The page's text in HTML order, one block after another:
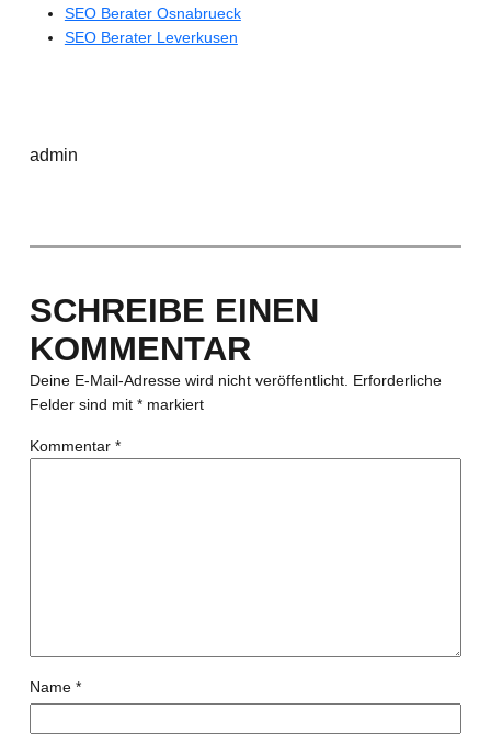
SEO Berater Osnabrueck
SEO Berater Leverkusen
admin
SCHREIBE EINEN
KOMMENTAR
Deine E-Mail-Adresse wird nicht veröffentlicht. Erforderliche
Felder sind mit *markiert
Kommentar *
Name *